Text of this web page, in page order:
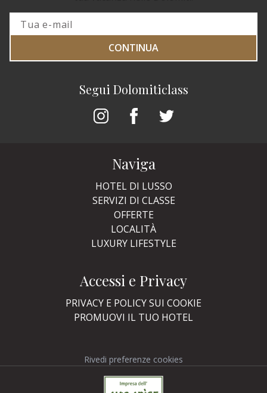
Segui Dolomiticlass
CONTINUA
Naviga
HOTEL DI LUSSO
SERVIZI DI CLASSE
OFFERTE
LOCALITÀ
LUXURY LIFESTYLE
Accessi e Privacy
PRIVACY E POLICY SUI COOKIE
PROMUOVI IL TUO HOTEL
Rivedi preferenze cookies